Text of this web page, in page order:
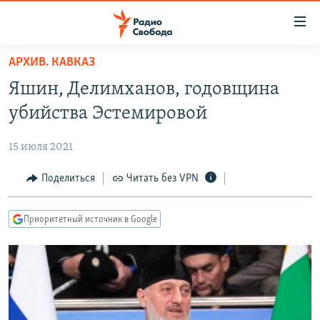
упрощенного
доступа
Вернуться
основному
Вернутся
главной
навигации
Вернутся
поиску
ПОДКАСТЫ
ЦИТАТЫ СВОБОДЫ
МНЕНИЯ
IDEL.РЕАЛИИ
КАВКАЗ.РЕАЛИИ
СЕВЕР.РЕАЛИИ
СИБИРЬ.РЕАЛИИ
АРХИВ. КАВКАЗ
Яшин, Делимханов, годовщина
убийства Эстемировой
15 июля 2021
Поделиться Читать без VPN
Приоритетный источник в Google